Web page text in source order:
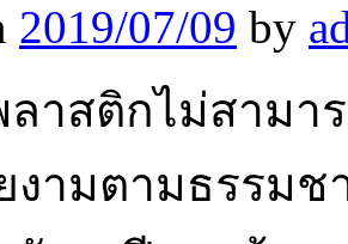
2019/07/09 by
ลาสติกไม่สามา
งามตามธรรมช